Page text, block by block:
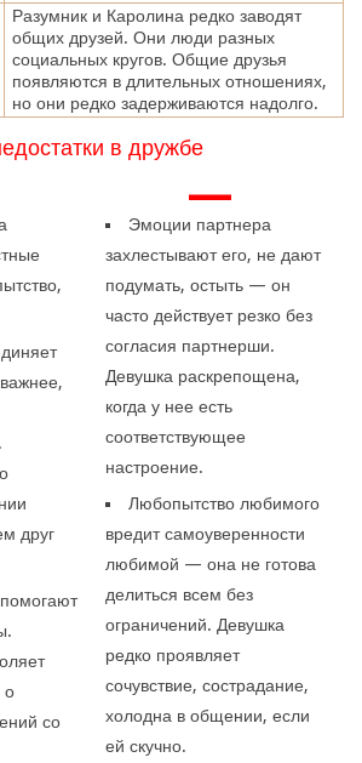
Разумник и Каролина редко заводят
общих друзей. Они люди разных
социальных кругов. Общие друзья
появляются в длительных отношениях,
но они редко задерживаются надолго.
в дружбе
друг
о
со
—
Эмоции партнера
захлестывают его, не дают
подумать, остыть — он
часто действует резко без
согласия партнерши.
Девушка раскрепощена,
когда у нее есть
соответствующее
настроение.
Любопытство любимого
вредит самоуверенности
любимой — она не готова
делиться всем без
ограничений. Девушка
редко проявляет
сочувствие, сострадание,
холодна в общении, если
ей скучно.